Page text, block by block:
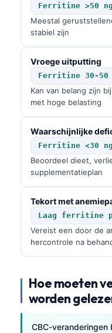
Ferritine >50 ng/
Meestal
stabiel zijn
Vroege uitputting
Ferritine 30-50
Kan van belang zijn
met hoge belasting
Waarschijnlijke
Ferritine <30
Beoordeel dieet,
supplementatieplan
Tekort met
Laag ferritine
Vereist een door de
hercontrole na
Hoe moeten
worden
CBC-veranderingen
Қазақ тілі
Suomi
Slovenčina
كوردی‎
پښتو
سنڌي
සිංහල
অসমীয়া
Galego
Latviešu valoda
Македонски
Euskara
Gàidhlig
Occitan
العربية المغربية